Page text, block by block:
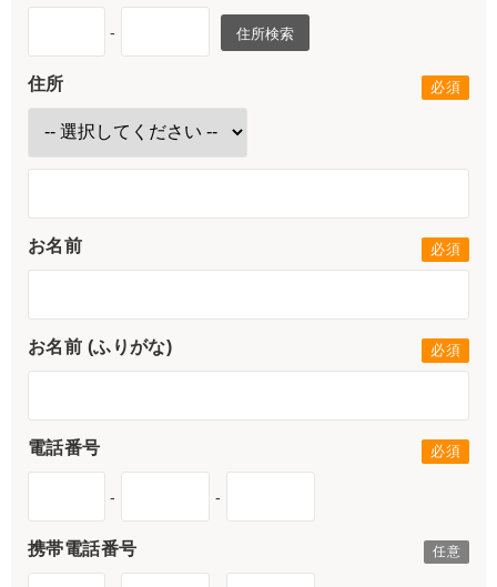
- 住所検索
住所
お名前
お名前 (ふりがな)
電話番号
- -
携帯電話番号